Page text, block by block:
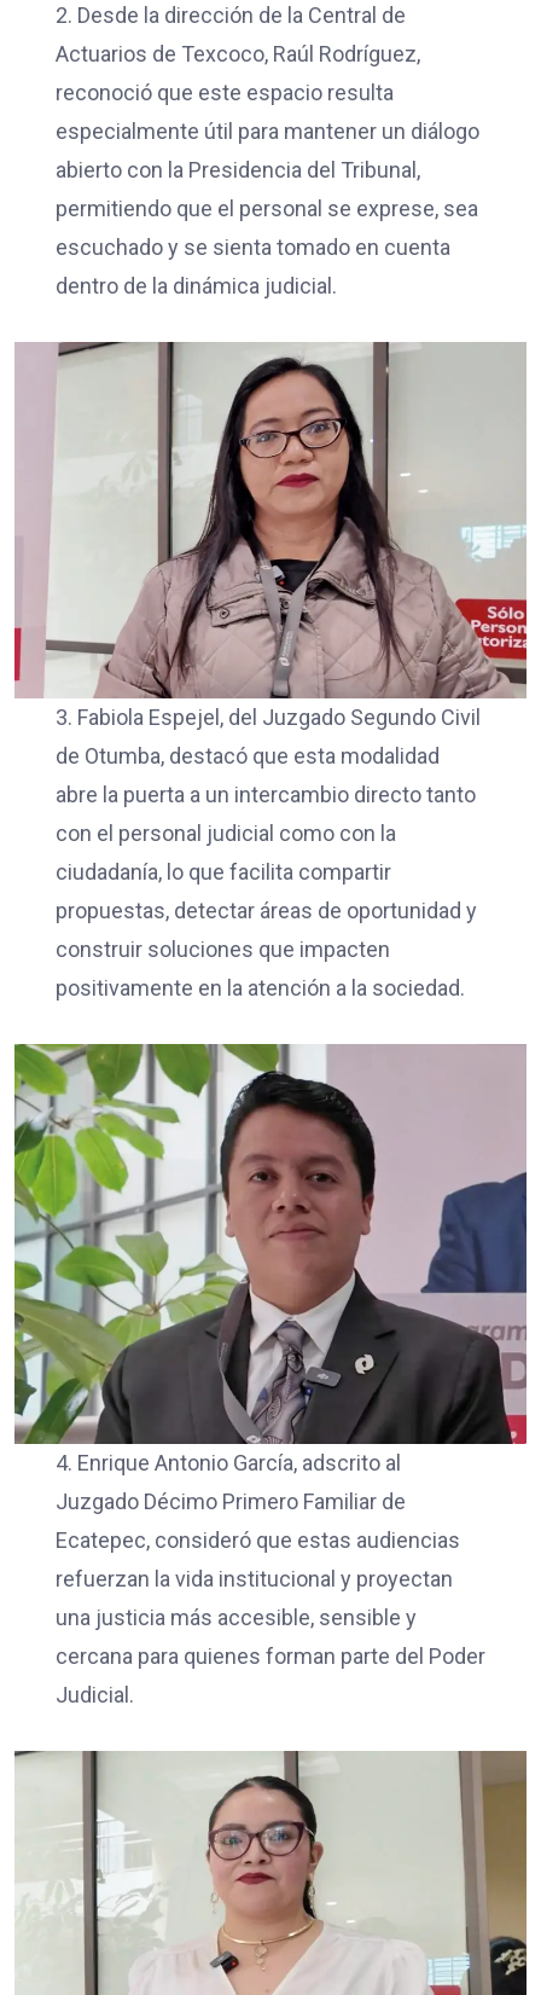
2. Desde la dirección de la Central de
Actuarios de Texcoco, Raúl Rodríguez,
reconoció que este espacio resulta
especialmente útil para mantener un diálogo
abierto con la Presidencia del Tribunal,
permitiendo que el personal se exprese, sea
escuchado y se sienta tomado en cuenta
dentro de la dinámica judicial.
3. Fabiola Espejel, del Juzgado Segundo Civil
de Otumba, destacó que esta modalidad
abre la puerta a un intercambio directo tanto
con el personal judicial como con la
ciudadanía, lo que facilita compartir
propuestas, detectar áreas de oportunidad y
construir soluciones que impacten
positivamente en la atención a la sociedad.
4. Enrique Antonio García, adscrito al
Juzgado Décimo Primero Familiar de
Ecatepec, consideró que estas audiencias
refuerzan la vida institucional y proyectan
una justicia más accesible, sensible y
cercana para quienes forman parte del Poder
Judicial.